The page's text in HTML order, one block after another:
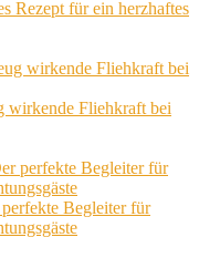
Rezept für ein herzhaftes
wirkende Fliehkraft bei
Begleiter für